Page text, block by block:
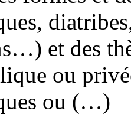
et des
ou
ou (…)